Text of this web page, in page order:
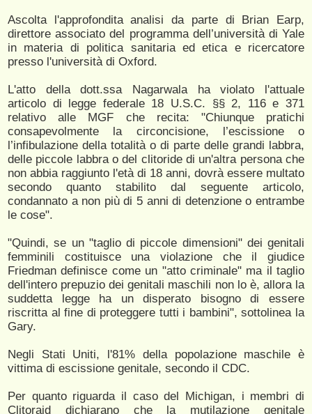
Ascolta l'approfondita analisi da parte di Brian Earp,
direttore associato del programma dell’università di Yale
in materia di politica sanitaria ed etica e ricercatore
presso l'università di Oxford.
L'atto della dott.ssa Nagarwala ha violato l'attuale
articolo di legge federale 18 U.S.C. §§ 2, 116 e 371
relativo alle MGF che recita: "Chiunque pratichi
consapevolmente la circoncisione, l’escissione o
l’infibulazione della totalità o di parte delle grandi labbra,
delle piccole labbra o del clitoride di un'altra persona che
non abbia raggiunto l'età di 18 anni, dovrà essere multato
secondo quanto stabilito dal seguente articolo,
condannato a non più di 5 anni di detenzione o entrambe
le cose".
"Quindi, se un "taglio di piccole dimensioni" dei genitali
femminili costituisce una violazione che il giudice
Friedman definisce come un "atto criminale" ma il taglio
dell'intero prepuzio dei genitali maschili non lo è, allora la
suddetta legge ha un disperato bisogno di essere
riscritta al fine di proteggere tutti i bambini", sottolinea la
Gary.
Negli Stati Uniti, l'81% della popolazione maschile è
vittima di escissione genitale, secondo il CDC.
Per quanto riguarda il caso del Michigan, i membri di
Clitoraid dichiarano che la mutilazione genitale